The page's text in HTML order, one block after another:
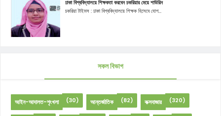
ঢাকা বিশ্ববিদ্যালয়ে শিক্ষকতা করবেন চকরিয়ার মেয়ে শাউরিন
চকরিয়া টাইমস : ঢাকা বিশ্ববিদ্যালয়ে শিক্ষক হিসেবে যোগ...
সকল বিভাগ
আইন-আদালত-শৃংখলা (30) আন্তর্জাতিক (82) কক্সবাজার (320)